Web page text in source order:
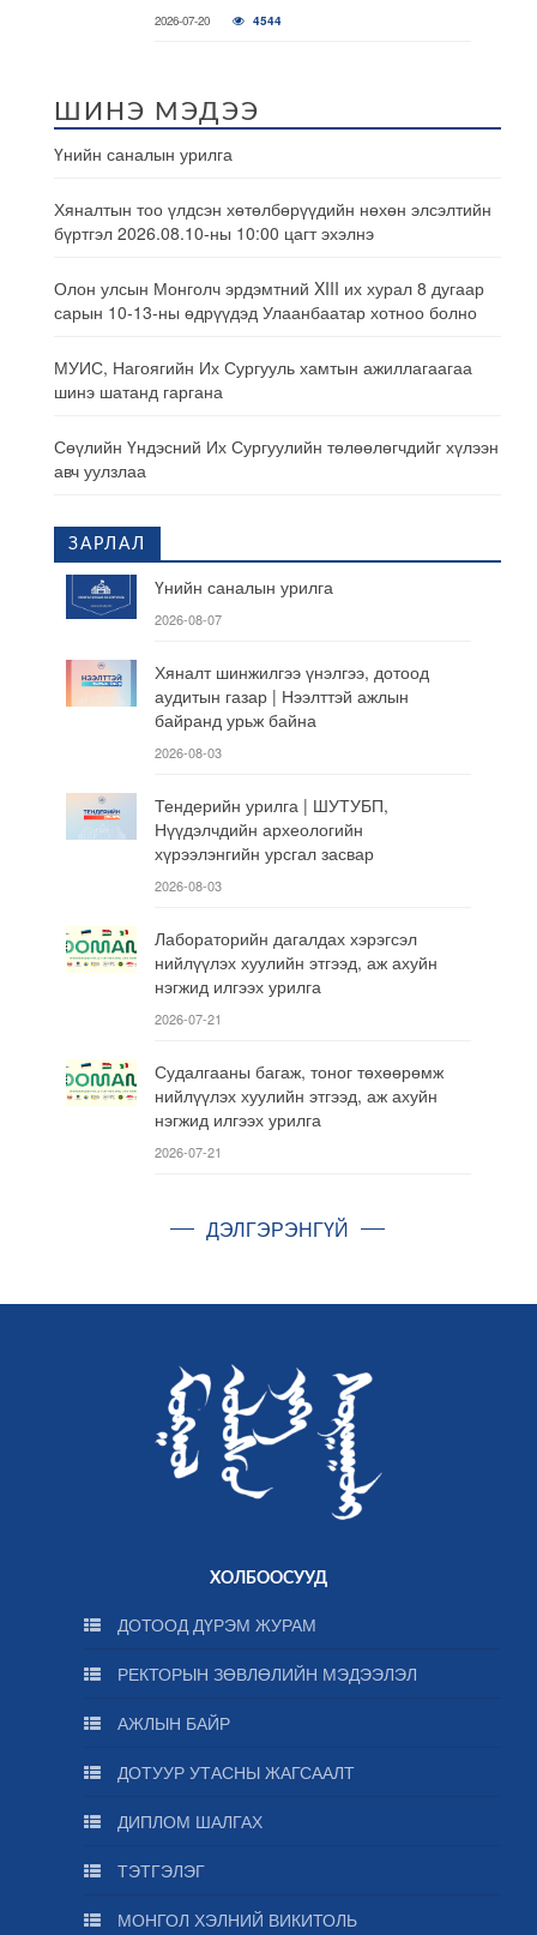
2026-07-20 4544
ШИНЭ МЭДЭЭ
Үнийн саналын урилга
Хяналтын тоо үлдсэн хөтөлбөрүүдийн нөхөн элсэлтийн
бүртгэл 2026.08.10-ны 10:00 цагт эхэлнэ
Олон улсын Монголч эрдэмтний XIII их хурал 8 дугаар
сарын 10-13-ны өдрүүдэд Улаанбаатар хотноо болно
МУИС, Нагоягийн Их Сургууль хамтын ажиллагаагаа
шинэ шатанд гаргана
Сөүлийн Үндэсний Их Сургуулийн төлөөлөгчдийг хүлээн
авч уулзлаа
ЗАРЛАЛ
Үнийн саналын урилга
2026-08-07
Хяналт шинжилгээ үнэлгээ, дотоод
аудитын газар | Нээлттэй ажлын
байранд урьж байна
2026-08-03
Тендерийн урилга | ШУТУБП,
Нүүдэлчдийн археологийн
хүрээлэнгийн урсгал засвар
2026-08-03
Лабораторийн дагалдах хэрэгсэл
нийлүүлэх хуулийн этгээд, аж ахуйн
нэгжид илгээх урилга
2026-07-21
Судалгааны багаж, тоног төхөөрөмж
нийлүүлэх хуулийн этгээд, аж ахуйн
нэгжид илгээх урилга
2026-07-21
ДЭЛГЭРЭНГҮЙ
ХОЛБООСУУД
ДОТООД ДҮРЭМ ЖУРАМ
РЕКТОРЫН ЗӨВЛӨЛИЙН МЭДЭЭЛЭЛ
АЖЛЫН БАЙР
ДОТУУР УТАСНЫ ЖАГСААЛТ
ДИПЛОМ ШАЛГАХ
ТЭТГЭЛЭГ
МОНГОЛ ХЭЛНИЙ ВИКИТОЛЬ